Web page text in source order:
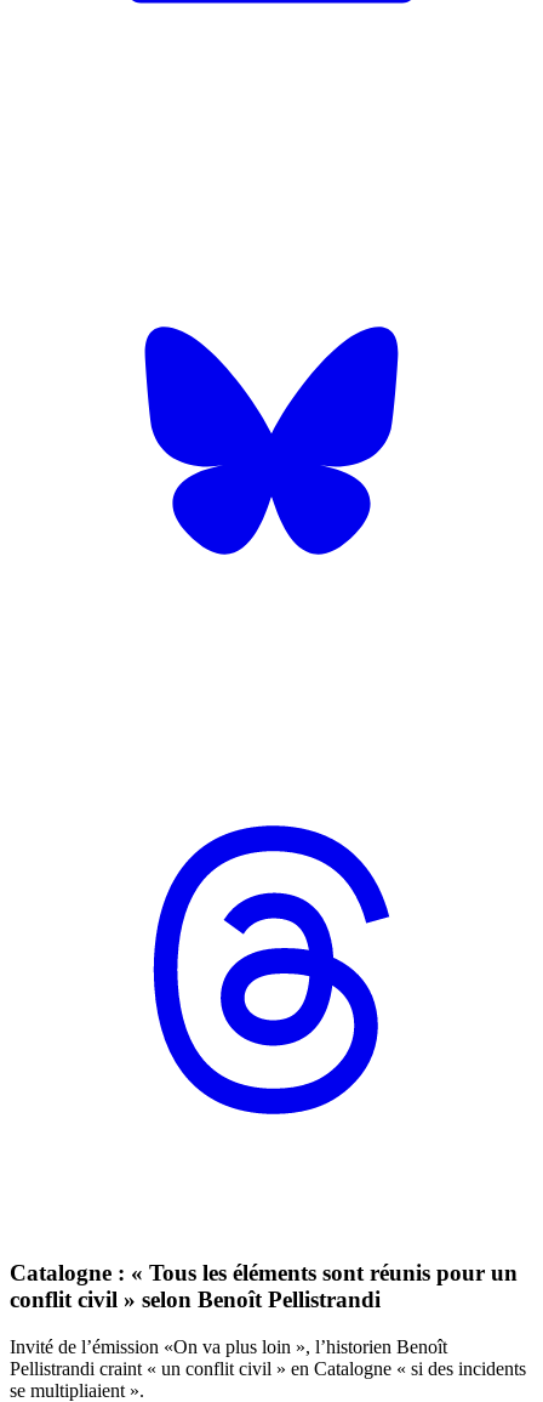
Catalogne : « Tous les éléments sont réunis pour un
conflit civil » selon Benoît Pellistrandi
Invité de l’émission «On va plus loin », l’historien Benoît
Pellistrandi craint « un conflit civil » en Catalogne « si des incidents
se multipliaient ».